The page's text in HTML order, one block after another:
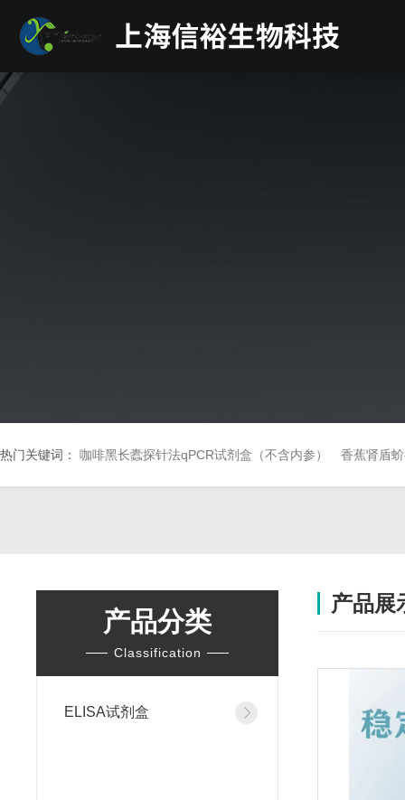
热门关键词： 咖啡黑长蠹探针法qPCR试剂盒（不含内参） 香蕉肾盾
产品分类
Classification
ELISA试剂盒
产品展